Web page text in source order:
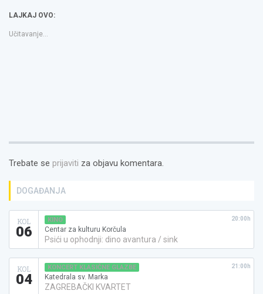
prozoru)
LAJKAJ OVO:
Učitavanje...
Trebate se prijaviti za objavu komentara.
DOGAĐANJA
KOL
06
KINO
Centar za kulturu Korčula
Psići u ophodnji: dino avantura / sink
20:00h
KOL
04
KONCERT KLASIČNE GLAZBE
Katedrala sv. Marka
ZAGREBAČKI KVARTET
21:00h